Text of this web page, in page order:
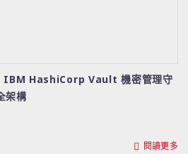
IBM HashiCorp Vault 機密管理守
架構
閱讀更多